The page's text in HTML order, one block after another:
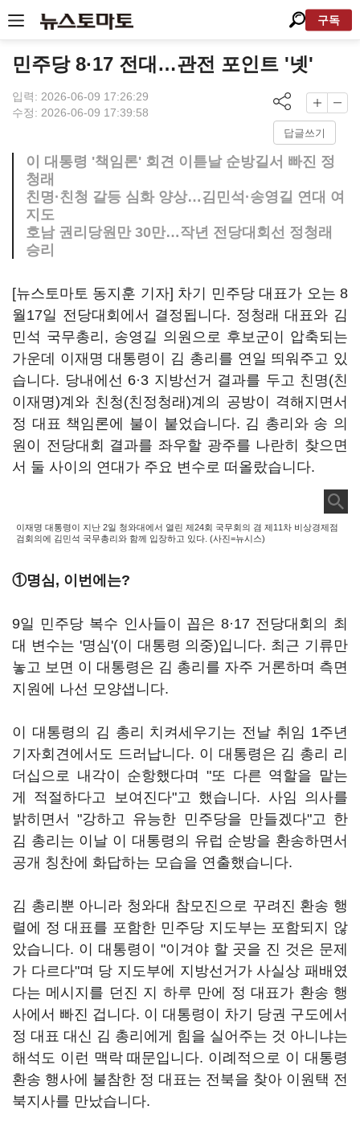
구독
민주당 8·17 전대…관전 포인트 '넷'
입력: 2026-06-09 17:26:29
수정: 2026-06-09 17:39:58
답글쓰기
이 대통령 '책임론' 회견 이튿날 순방길서 빠진 정
청래
친명·친청 갈등 심화 양상…김민석·송영길 연대 여
지도
호남 권리당원만 30만…작년 전당대회선 정청래
승리
[뉴스토마토 동지훈 기자] 차기 민주당 대표가 오는 8
월17일 전당대회에서 결정됩니다. 정청래 대표와 김
민석 국무총리, 송영길 의원으로 후보군이 압축되는
가운데 이재명 대통령이 김 총리를 연일 띄워주고 있
습니다. 당내에선 6·3 지방선거 결과를 두고 친명(친
이재명)계와 친청(친정청래)계의 공방이 격해지면서
정 대표 책임론에 불이 붙었습니다. 김 총리와 송 의
원이 전당대회 결과를 좌우할 광주를 나란히 찾으면
서 둘 사이의 연대가 주요 변수로 떠올랐습니다.
이재명 대통령이 지난 2일 청와대에서 열린 제24회 국무회의 겸 제11차 비상경제점
검회의에 김민석 국무총리와 함께 입장하고 있다. (사진=뉴시스)
①명심, 이번에는?
9일 민주당 복수 인사들이 꼽은 8·17 전당대회의 최
대 변수는 '명심'(이 대통령 의중)입니다. 최근 기류만
놓고 보면 이 대통령은 김 총리를 자주 거론하며 측면
지원에 나선 모양샙니다.
이 대통령의 김 총리 치켜세우기는 전날 취임 1주년
기자회견에서도 드러납니다. 이 대통령은 김 총리 리
더십으로 내각이 순항했다며 "또 다른 역할을 맡는
게 적절하다고 보여진다"고 했습니다. 사임 의사를
밝히면서 "강하고 유능한 민주당을 만들겠다"고 한
김 총리는 이날 이 대통령의 유럽 순방을 환송하면서
공개 칭찬에 화답하는 모습을 연출했습니다.
김 총리뿐 아니라 청와대 참모진으로 꾸려진 환송 행
렬에 정 대표를 포함한 민주당 지도부는 포함되지 않
았습니다. 이 대통령이 "이겨야 할 곳을 진 것은 문제
가 다르다"며 당 지도부에 지방선거가 사실상 패배였
다는 메시지를 던진 지 하루 만에 정 대표가 환송 행
사에서 빠진 겁니다. 이 대통령이 차기 당권 구도에서
정 대표 대신 김 총리에게 힘을 실어주는 것 아니냐는
해석도 이런 맥락 때문입니다. 이례적으로 이 대통령
환송 행사에 불참한 정 대표는 전북을 찾아 이원택 전
북지사를 만났습니다.